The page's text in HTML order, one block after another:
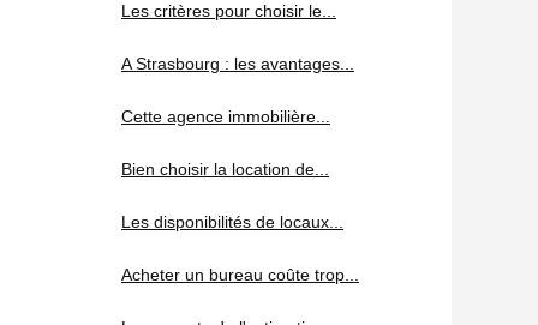
Les critères pour choisir le...
A Strasbourg : les avantages...
Cette agence immobilière...
Bien choisir la location de...
Les disponibilités de locaux...
Acheter un bureau coûte trop...